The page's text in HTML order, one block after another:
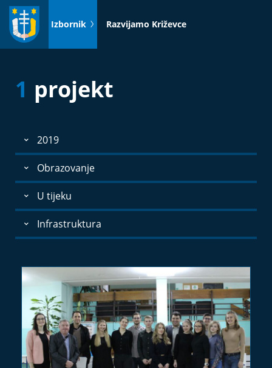
Idi
sadržaj
Izbornik Razvijamo Križevce
1 projekt
2019
Obrazovanje
U tijeku
Infrastruktura